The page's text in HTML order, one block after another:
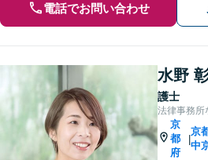
電話でお問い合わせ
水野
護士
法律事務所
京
都
府
|
京
中